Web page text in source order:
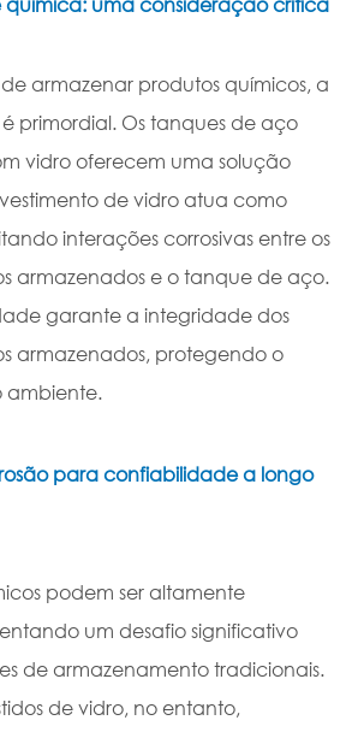
armazenar produtos químicos, a
primordial. Os tanques de aço
vidro oferecem uma solução
de vidro atua como
interações corrosivas entre os
armazenados e o tanque de aço.
garante a integridade dos
armazenados, protegendo o
ambiente.
para confiabilidade a longo
podem ser altamente
um desafio significativo
de armazenamento tradicionais.
de vidro, no entanto,